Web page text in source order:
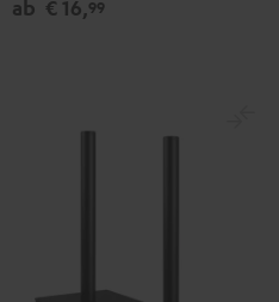
Schwarz
Weiß
ab € 16,99